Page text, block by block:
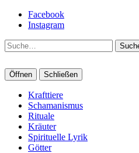
Facebook
Instagram
Suche
Öffnen Schließen
Krafttiere
Schamanismus
Rituale
Kräuter
Spirituelle Lyrik
Götter